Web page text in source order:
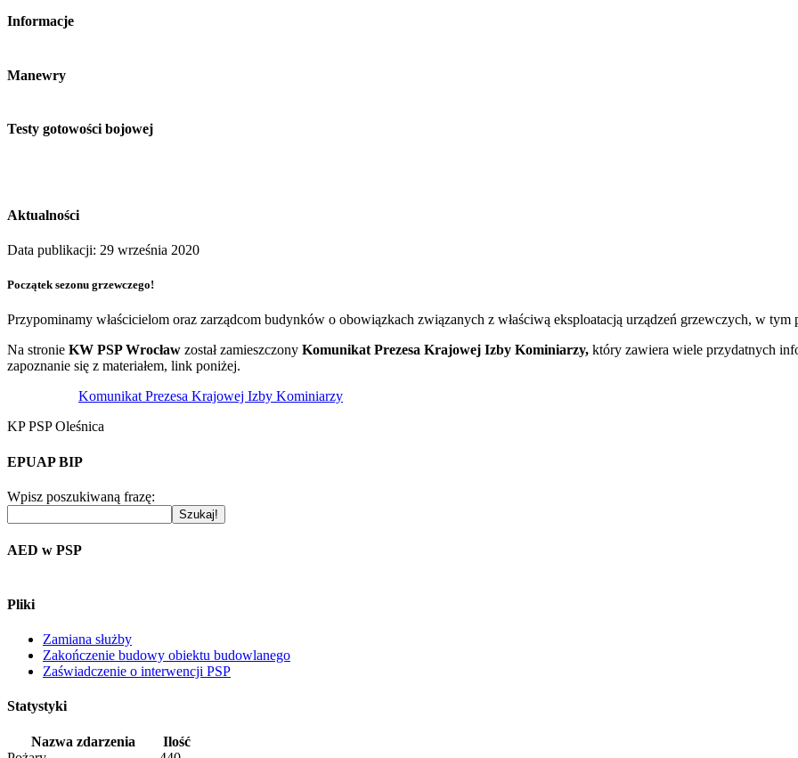
Informacje
Manewry
Testy gotowości bojowej
Aktualności
Data publikacji: 29 września 2020
Początek sezonu grzewczego!
Przypominamy właścicielom oraz zarządcom budynków o obowiązkach związanych z właściwą eksploatacją urządzeń grzewczych, w
Na stronie KW PSP Wrocław został zamieszczony Komunikat Prezesa Krajowej Izby Kominiarzy, który zawiera wiele przydatnych
zapoznanie się z materiałem, link poniżej.
Komunikat Prezesa Krajowej Izby Kominiarzy
KP PSP Oleśnica
EPUAP BIP
Wpisz poszukiwaną frazę:
AED w PSP
Pliki
Zamiana służby
Zakończenie budowy obiektu budowlanego
Zaświadczenie o interwencji PSP
Statystyki
Nazwa zdarzenia
Ilość